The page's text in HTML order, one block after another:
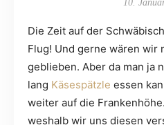
10.
Die Zeit auf der
Flug! Und gerne wären wir
geblieben. Aber da man ja
lang Käsespätzle essen
weiter auf die
weshalb wir uns diesen